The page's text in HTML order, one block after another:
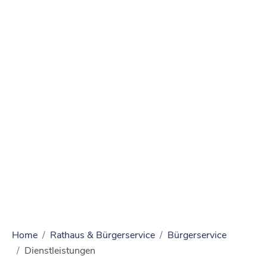
Home Rathaus & Bürgerservice
Bürgerservice
Dienstleistungen